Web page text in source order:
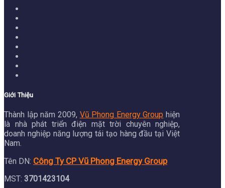
Giới Thiệu
Thành lập năm 2009, Vũ Phong Energy Group hiện
là nhà phát triển điện mặt trời chuyên nghiệp,
doanh nghiệp năng lượng tái tạo hàng đầu tại Việt
Nam.
Tên DN: Công Ty CP Vũ Phong Energy Group
MST: 3701423104